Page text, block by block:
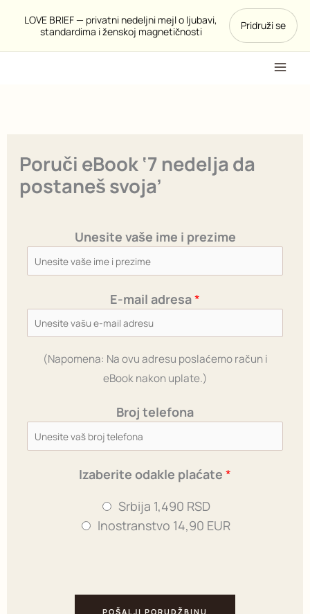
LOVE BRIEF — privatni nedeljni mejl o ljubavi,
standardima i ženskoj magnetičnosti
Pridruži se
sadržaj
Poruči eBook ‘7 nedelja da
postaneš svoja’
o
k
p
l
a
ć
e
i
Unesite vaše ime i prezime
E-mail adresa*
(Napomena: Na ovu adresu poslaćemo račun i
eBook nakon uplate.)
Broj telefona
Izaberite odakle plaćate *
Srbija 1,490 RSD
Inostranstvo 14,90 EUR
POŠALJI PORUDŽBINU